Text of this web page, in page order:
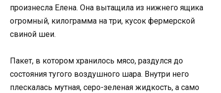
произнесла Елена. Она вытащила из нижнего ящика
огромный, килограмма на три, кусок фермерской
свиной шеи.
Пакет, в котором хранилось мясо, раздулся до
состояния тугого воздушного шара. Внутри него
плескалась мутная, серо-зеленая жидкость, а само